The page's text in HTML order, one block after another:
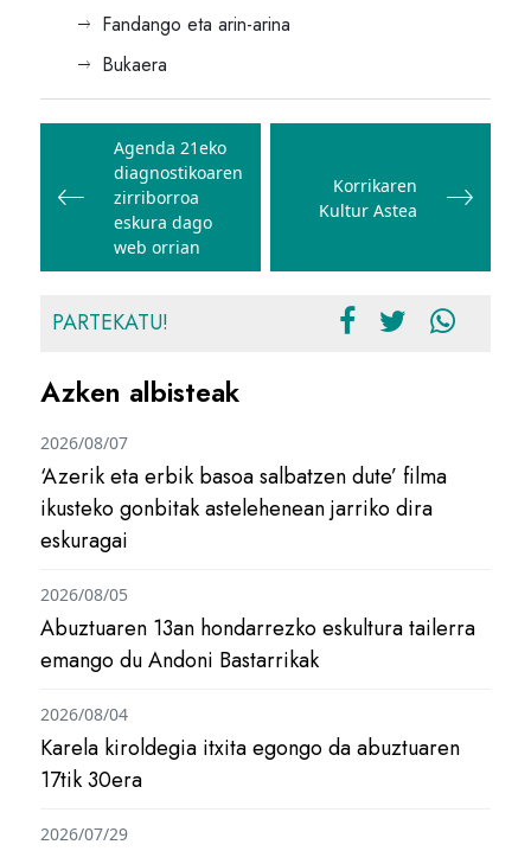
Fandango eta arin-arina
Bukaera
Bidalketetan
zehar
nabigatu
Agenda 21eko
diagnostikoaren
zirriborroa
eskura dago
web orrian
Korrikaren
Kultur Astea
PARTEKATU!
Azken albisteak
‘Azerik eta erbik basoa salbatzen dute’ filma
ikusteko gonbitak astelehenean jarriko dira
eskuragai
2026/08/07
Abuztuaren 13an hondarrezko eskultura tailerra
emango du Andoni Bastarrikak
2026/08/05
Karela kiroldegia itxita egongo da abuztuaren
17tik 30era
2026/08/04
2026/07/29